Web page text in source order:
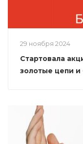
29 ноября 2024
Стартовала
золотые цепи и